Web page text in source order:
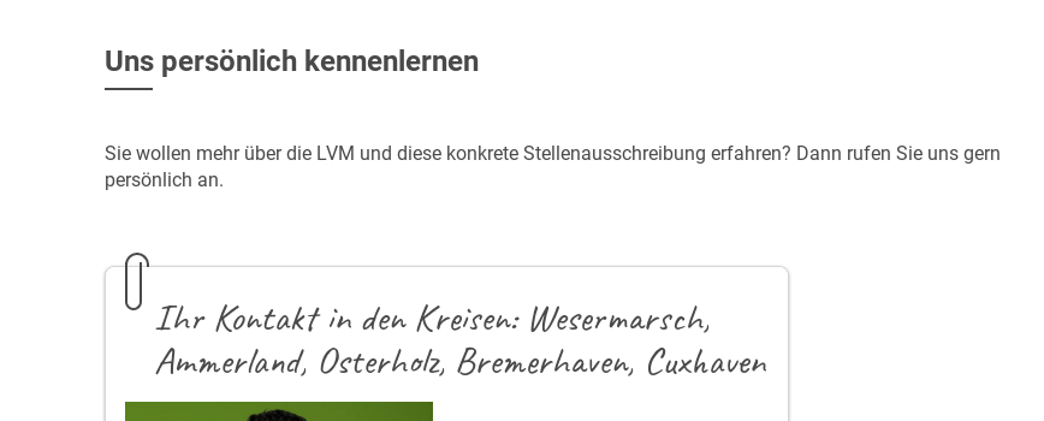
Uns persönlich kennenlernen
Sie wollen mehr über die LVM und diese konkrete Stellenausschreibung erfahren? Dann rufen Sie uns gern
persönlich an.
Ihr Kontakt in den Kreisen: Wesermarsch,
Ammerland, Osterholz, Bremerhaven, Cuxhaven